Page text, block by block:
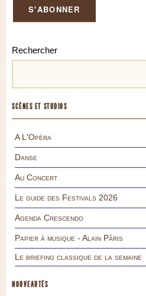
Rechercher
SCÈNES ET STUDIOS
A L'Opéra
Danse
Au Concert
Le guide des Festivals 2026
Agenda Crescendo
Papier à musique - Alain Pâris
Le briefing classique de la semaine
NOUVEAUTÉS